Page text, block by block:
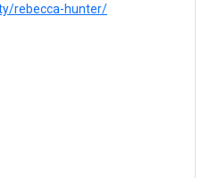
rebecca-hunter/